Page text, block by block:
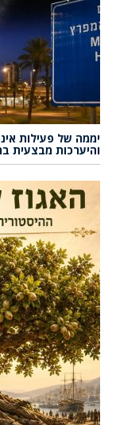
יממה של פעילות
והיערכות מבצעית